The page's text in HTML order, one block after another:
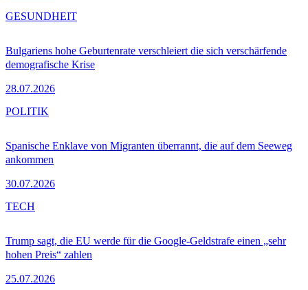
Bulgariens hohe Geburtenrate verschleiert die sich verschärfende
demografische Krise
28.07.2026
GESUNDHEIT
Spanische Enklave von Migranten überrannt, die auf dem Seeweg
ankommen
30.07.2026
POLITIK
Trump sagt, die EU werde für die Google-Geldstrafe einen „sehr
hohen Preis“ zahlen
25.07.2026
TECH